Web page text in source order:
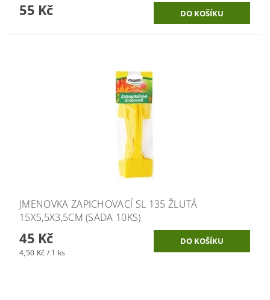
55 Kč
JMENOVKA ZAPICHOVACÍ SL 135 ŽLUTÁ
15X5,5X3,5CM (SADA 10KS)
45 Kč
4,50 Kč / 1 ks